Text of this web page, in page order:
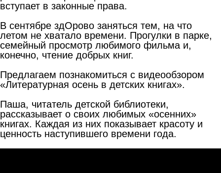
вступает в законные права.
В сентябре здОрово заняться тем, на что
летом не хватало времени. Прогулки в парке,
семейный просмотр любимого фильма и,
конечно, чтение добрых книг.
Предлагаем познакомиться с видеообзором
«Литературная осень в детских книгах».
Паша, читатель детской библиотеки,
рассказывает о своих любимых «осенних»
книгах. Каждая из них показывает красоту и
ценность наступившего времени года.